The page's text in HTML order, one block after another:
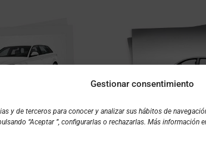
Gestionar consentimiento
y de terceros para conocer y analizar sus hábitos de
“Aceptar ”, configurarlas o rechazarlas. Más información